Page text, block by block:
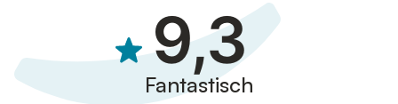
9,3
Fantastisch